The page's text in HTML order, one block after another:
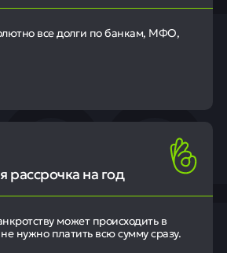
все долги по банкам, МФО,
рассрочка на год
может происходить в
нужно платить всю сумму сразу.